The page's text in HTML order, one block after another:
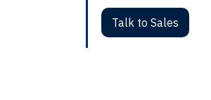
Talk to Sales